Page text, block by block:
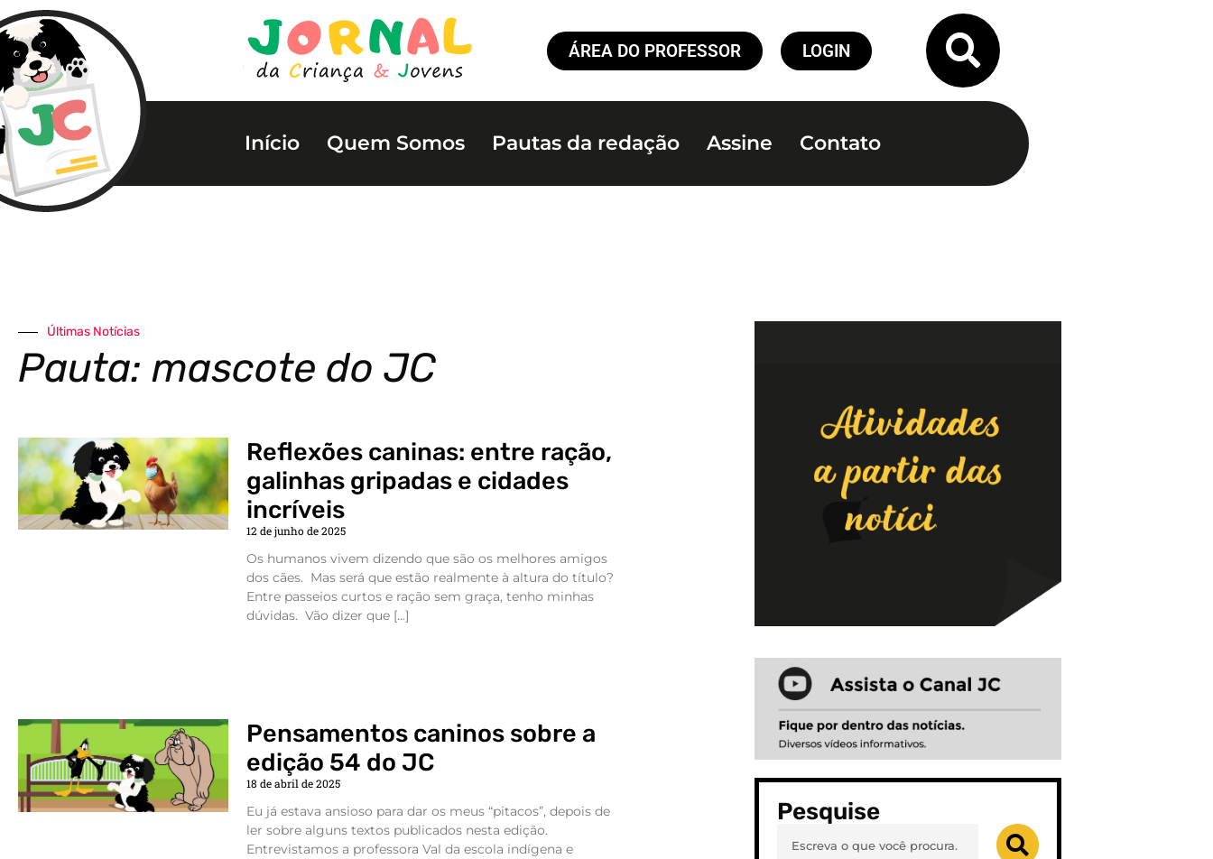
ÁREA DO PROFESSOR LOGIN
Início Quem Somos Pautas da redação Assine Contato
Últimas Notícias
Pauta: mascote do JC
Reflexões caninas: entre ração,
galinhas gripadas e cidades
incríveis
12 de junho de 2025
Os humanos vivem dizendo que são os melhores amigos
dos cães. Mas será que estão realmente à altura do título?
Entre passeios curtos e ração sem graça, tenho minhas
dúvidas. Vão dizer que […]
Pensamentos caninos sobre a
edição 54 do JC
18 de abril de 2025
Eu já estava ansioso para dar os meus “pitacos”, depois de
ler sobre alguns textos publicados nesta edição.
Entrevistamos a professora Val da escola indígena e
Pesquise